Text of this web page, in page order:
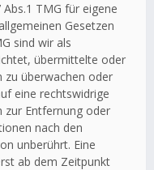
TMG für eigene
Gesetzen
sind wir als
übermittelte oder
überwachen oder
eine rechtswidrige
zur Entfernung oder
nach den
unberührt. Eine
ab dem Zeitpunkt